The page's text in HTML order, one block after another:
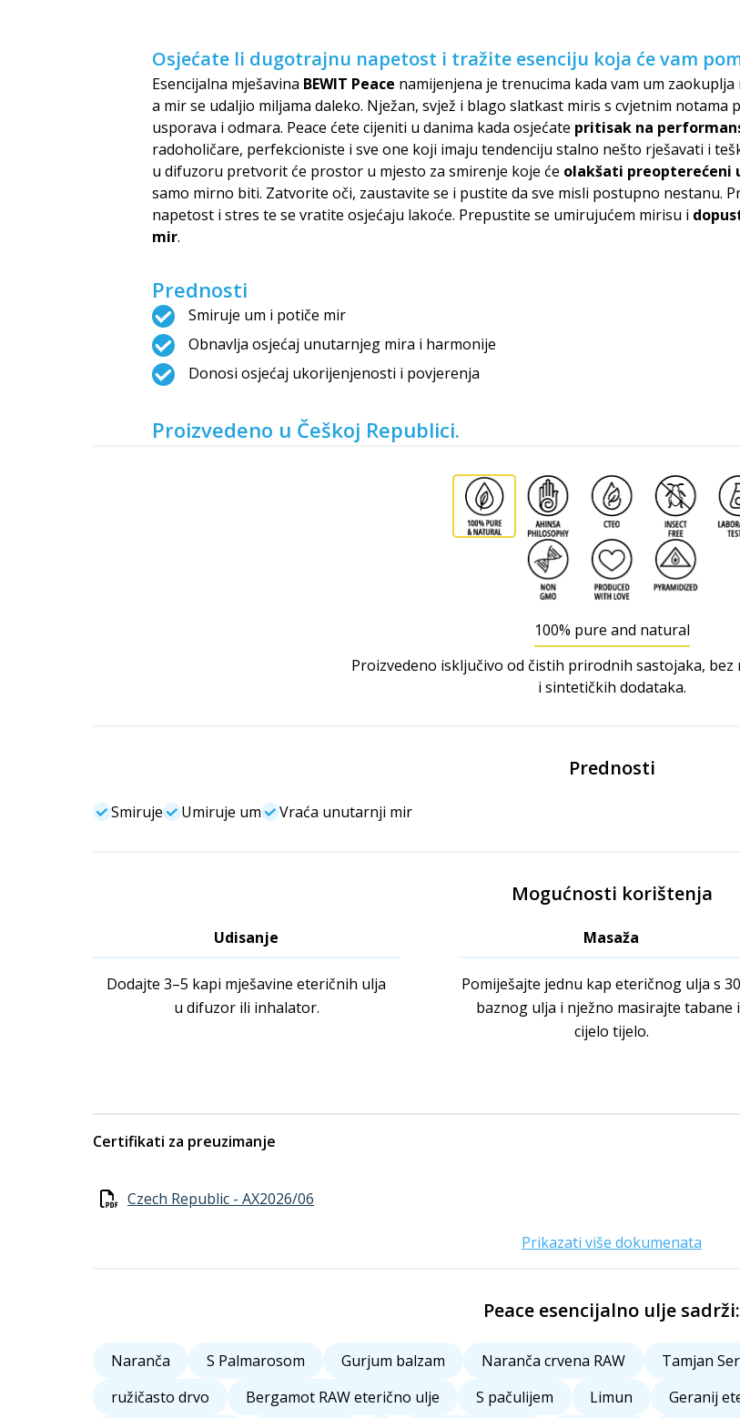
Osjećate li dugotrajnu napetost i tražite esenciju koja će vam
Esencijalna mješavina BEWIT Peace namijenjena je trenucima kada vam um
a mir se udaljio miljama daleko. Nježan, svjež i blago slatkast miris s cvjetnim
usporava i odmara. Peace ćete cijeniti u danima kada osjećate pritisak na
radoholičare, perfekcioniste i sve one koji imaju tendenciju stalno nešto rješavati i
u difuzoru pretvorit će prostor u mjesto za smirenje koje će olakšati preopterećeni
samo mirno biti. Zatvorite oči, zaustavite se i pustite da sve misli postupno nestanu.
napetost i stres te se vratite osjećaju lakoće. Prepustite se umirujućem mirisu i
mir.
Prednosti
Smiruje um i potiče mir
Obnavlja osjećaj unutarnjeg mira i harmonije
Donosi osjećaj ukorijenjenosti i povjerenja
Proizvedeno u Češkoj Republici.
100% pure and natural
Proizvedeno isključivo od čistih prirodnih sastojaka,
i sintetičkih dodataka.
Prednosti
Smiruje Umiruje um Vraća unutarnji mir
Mogućnosti korištenja
Udisanje
Dodajte 3–5 kapi mješavine eteričnih ulja
u difuzor ili inhalator.
Masaža
Pomiješajte jednu kap eteričnog ulja s
baznog ulja i nježno masirajte tabane
cijelo tijelo.
Certifikati za preuzimanje
Czech Republic - AX2026/06
Prikazati više dokumenata
Peace esencijalno ulje sadrži:
Naranča S Palmarosom Gurjum balzam Naranča crvena RAW Tamjan
ružičasto drvo
Bergamot RAW eterično ulje S pačulijem Limun Geranij